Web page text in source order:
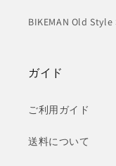
BIKEMAN Old Style
ガイド
ご利用ガイド
送料について